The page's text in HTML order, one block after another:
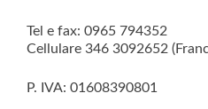
Tel e fax: 0965 794352
Cellulare 346 3092652
P. IVA: 01608390801